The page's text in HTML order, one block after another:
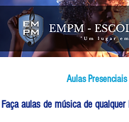
Aulas
Faça aulas de música de qualquer